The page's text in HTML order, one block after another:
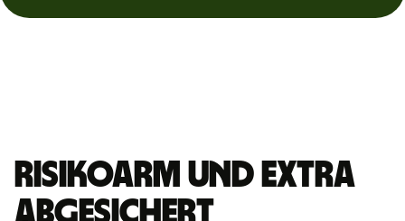
Risikoarm und extra